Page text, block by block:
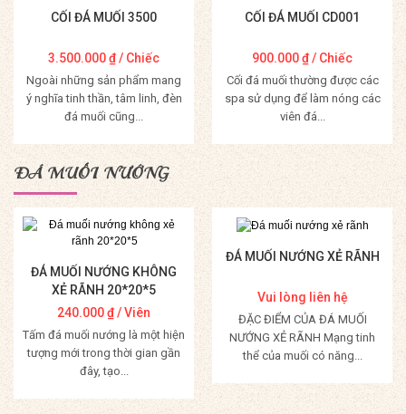
CỐI ĐÁ MUỐI 3500
3.500.000₫/ Chiếc
Ngoài những sản phẩm mang
ý nghĩa tinh thần, tâm linh, đèn
đá muối cũng...
Mua Hàng
CỐI ĐÁ MUỐI CD001
900.000₫/ Chiếc
Cối đá muối thường được các
spa sử dụng để làm nóng các
viên đá...
Mua Hàng
ĐÁ MUỐI NƯỚNG
ĐÁ MUỐI NƯỚNG KHÔNG
XẺ RÃNH 20*20*5
240.000₫/ Viên
Tấm đá muối nướng là một hiện
tượng mới trong thời gian gần
đây, tạo...
Mua Hàng
ĐÁ MUỐI NƯỚNG XẺ RÃNH
Vui lòng liên hệ
ĐẶC ĐIỂM CỦA ĐÁ MUỐI
NƯỚNG XẺ RÃNH Mạng tinh
thể của muối có năng...
Mua Hàng